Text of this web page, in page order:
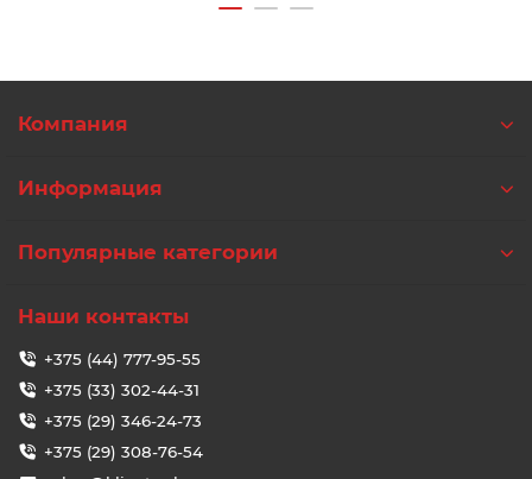
Компания
Информация
Популярные категории
Наши контакты
+375 (44) 777-95-55
+375 (33) 302-44-31
+375 (29) 346-24-73
+375 (29) 308-76-54